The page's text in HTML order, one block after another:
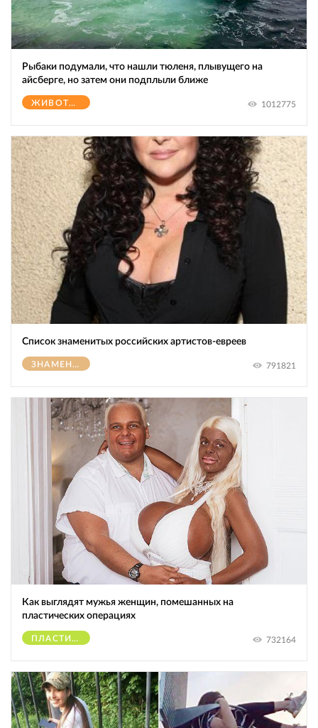
Рыбаки подумали, что нашли тюленя, плывущего на
айсберге, но затем они подплыли ближе
ЖИВОТНЫЕ 1012775
Список знаменитых российских артистов-евреев
ЗНАМЕНИТОСТИ 791821
Как выглядят мужья женщин, помешанных на
пластических операциях
ПЛАСТИЧЕСКИЕ ОПЕРАЦИИ 732164